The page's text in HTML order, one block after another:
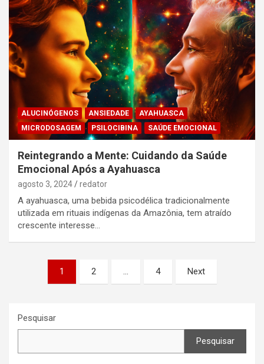
ALUCINÓGENOS ANSIEDADE
AYAHUASCA
MICRODOSAGEM
PSILOCIBINA SAÚDE EMOCIONAL
Reintegrando a Mente: Cuidando da Saúde
Emocional Após a Ayahuasca
agosto 3, 2024 redator
A ayahuasca, uma bebida psicodélica tradicionalmente
utilizada em rituais indígenas da Amazônia, tem atraído
crescente interesse…
Navegação
1 2 … 4 Next
Pesquisar
Pesquisar